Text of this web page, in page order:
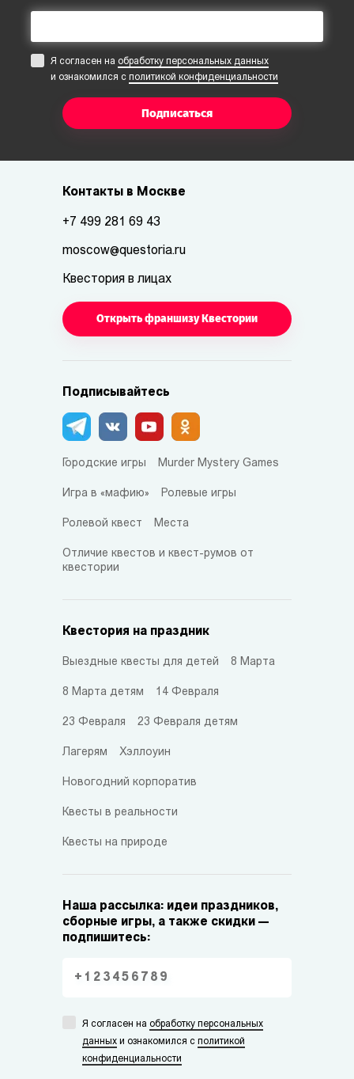
Я согласен на обработку персональных данных
и ознакомился с политикой конфиденциальности
Подписаться
Контакты в Москве
+7 499 281 69 43
moscow@questoria.ru
Квестория в лицах
Открыть франшизу Квестории
Подписывайтесь
Городские игры Murder Mystery Games
Игра в «мафию» Ролевые игры
Ролевой квест Места
Отличие квестов и квест-румов от
квестории
Квестория на праздник
Выездные квесты для детей 8 Марта
8 Марта детям 14 Февраля
23 Февраля 23 Февраля детям
Лагерям Хэллоуин
Новогодний корпоратив
Квесты в реальности
Квесты на природе
Наша рассылка: идеи праздников,
сборные игры, а также скидки —
подпишитесь:
Я согласен на обработку персональных
данных и ознакомился с политикой
конфиденциальности